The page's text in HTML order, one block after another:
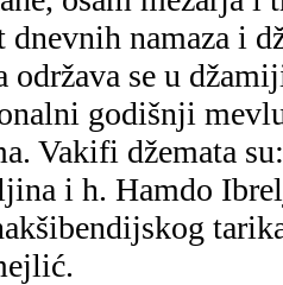
namaza i
održava se u
godišnji
Vakifi džemata
i h. Hamdo